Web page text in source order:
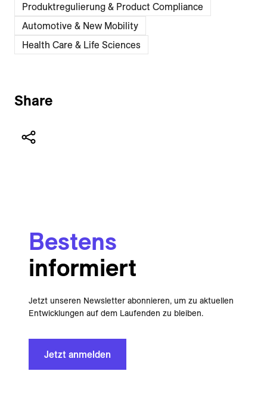
Produktregulierung & Product Compliance
Automotive & New Mobility
Health Care & Life Sciences
Share
Bestens
informiert
Jetzt unseren Newsletter abonnieren, um zu aktuellen
Entwicklungen auf dem Laufenden zu bleiben.
Jetzt anmelden